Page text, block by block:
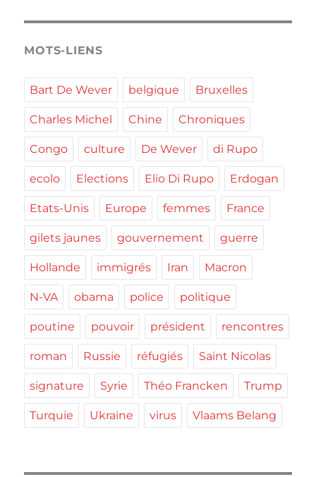
MOTS-LIENS
Bart De Wever belgique Bruxelles
Charles Michel Chine Chroniques
Congo culture De Wever di Rupo
ecolo Elections Elio Di Rupo Erdogan
Etats-Unis Europe femmes France
gilets jaunes gouvernement guerre
Hollande immigrés Iran Macron
N-VA obama police politique
poutine pouvoir président rencontres
roman Russie réfugiés Saint Nicolas
signature Syrie Théo Francken Trump
Turquie Ukraine virus Vlaams Belang